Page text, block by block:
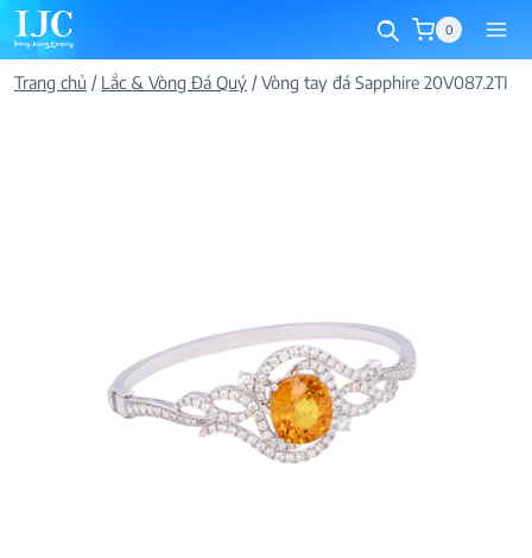
Skip
to
content
0
Trang chủ / Lắc & Vòng Đá Quý /Vòng tay đá Sapphire 20V087.2TI